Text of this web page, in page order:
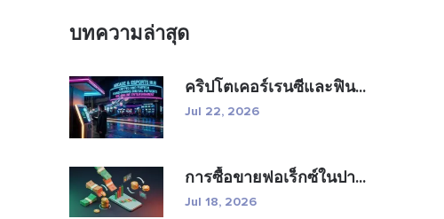
บทความล่าสุด
คริปโตเคอร์เรนซีและฟิน...
Jul 22, 2026
การซื้อขายฟอเร็กซ์ในปา...
Jul 18, 2026